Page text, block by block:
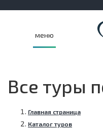
меню
Все туры
Главная страница
Каталог туров